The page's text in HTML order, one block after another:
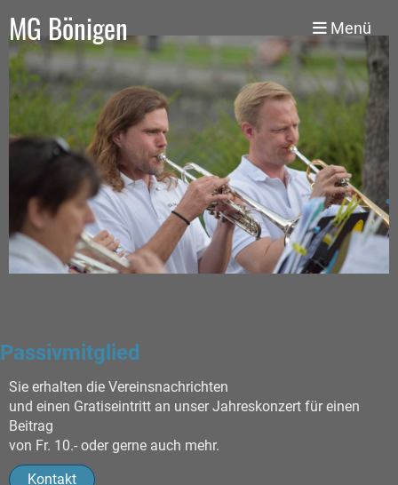
MG Bönigen Menü
Passivmitglied
Sie erhalten die Vereinsnachrichten
und einen Gratiseintritt an unser Jahreskonzert für einen
Beitrag
von Fr. 10.- oder gerne auch mehr.
Kontakt